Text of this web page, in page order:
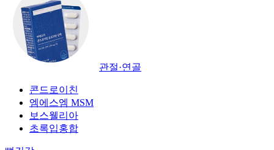
관절·연골
콘드로이친
엠에스엠 MSM
보스웰리아
초록입홍합